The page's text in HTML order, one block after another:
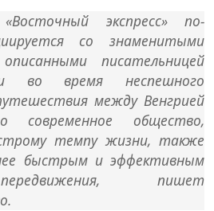
экспресс» по-
со знаменитыми
писательницей
во время неспешного
между Венгрией
общество,
темпу жизни, также
быстрым и эффективным
пишет